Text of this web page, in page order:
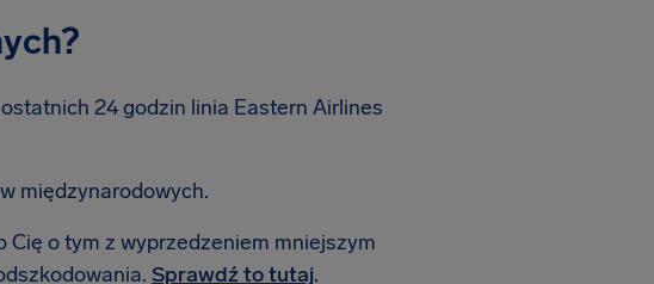
24 godzin linia Eastern Airlines
międzynarodowych.
Cię o tym z wyprzedzeniem mniejszym
Sprawdź to tutaj.